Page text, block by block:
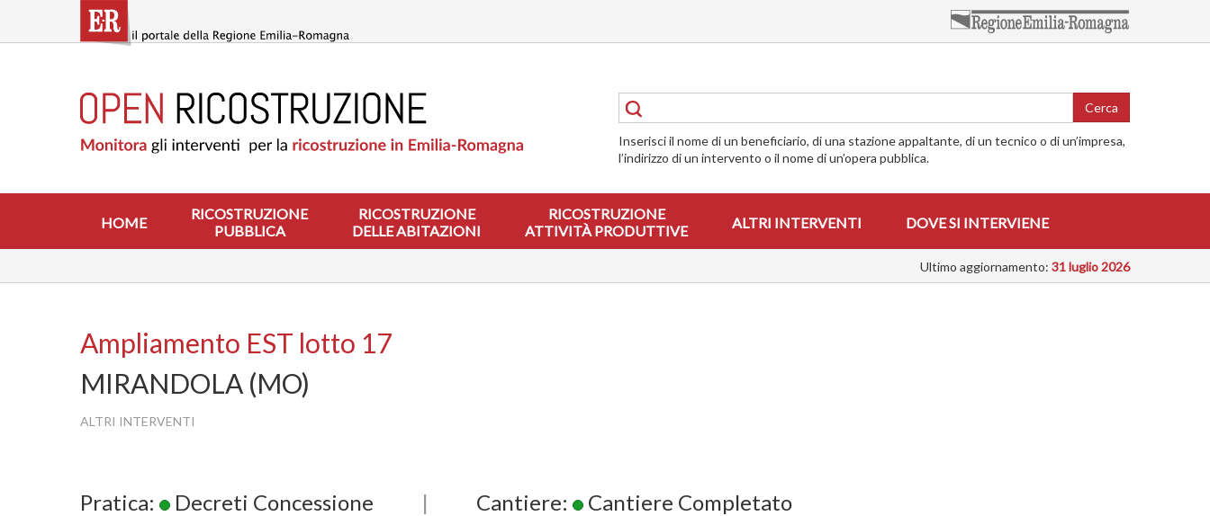
contenuto
RICOSTRUZIONE
PUBBLICA
ABITAZIONI
RICOSTRUZIONE
ATTIVITÀ
INTERVIENE
Cerca
Inserisci il nome di un beneficiario, di una stazione appaltante, di un tecnico o di un’impresa,
l’indirizzo di un intervento o il nome di un’opera pubblica.
HOME
RICOSTRUZIONE
PUBBLICA
RICOSTRUZIONE
DELLE ABITAZIONI
RICOSTRUZIONE
ATTIVITÀ PRODUTTIVE
ALTRI INTERVENTI DOVE SI INTERVIENE
Ultimo aggiornamento: 31 luglio 2026
Ampliamento EST lotto 17
MIRANDOLA (MO)
ALTRI INTERVENTI
Pratica: Decreti Concessione | Cantiere: Cantiere Completato